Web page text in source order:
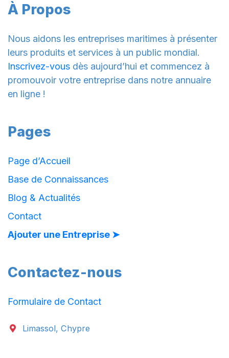
À Propos
Nous aidons les entreprises maritimes à présenter
leurs produits et services à un public mondial.
Inscrivez-vous dès aujourd’hui et commencez à
promouvoir votre entreprise dans notre annuaire
en ligne !
Pages
Page d’Accueil
Base de Connaissances
Blog & Actualités
Contact
Ajouter une Entreprise ➤
Contactez-nous
Formulaire de Contact
Limassol, Chypre